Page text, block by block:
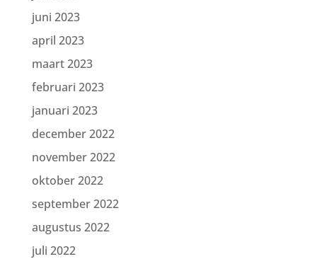
juni 2023
april 2023
maart 2023
februari 2023
januari 2023
december 2022
november 2022
oktober 2022
september 2022
augustus 2022
juli 2022